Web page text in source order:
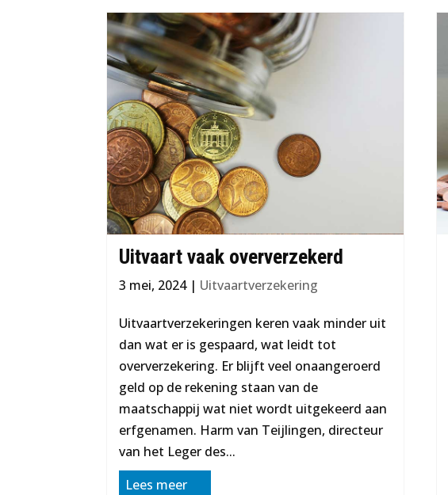
Uitvaart vaak oververzekerd
3 mei, 2024| Uitvaartverzekering
Uitvaartverzekeringen keren vaak minder uit
dan wat er is gespaard, wat leidt tot
oververzekering. Er blijft veel onaangeroerd
geld op de rekening staan van de
maatschappij wat niet wordt uitgekeerd aan
erfgenamen. Harm van Teijlingen, directeur
van het Leger des...
Lees meer